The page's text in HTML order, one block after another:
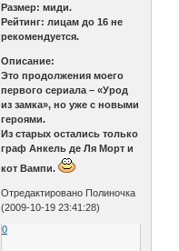
Размер: миди.
Рейтинг: лицам до 16 не
рекомендуется.
Описание:
Это продолжения моего
первого сериала – «Урод
из замка», но уже с новыми
героями.
Из старых остались только
граф Анкель де Ля Морт и
кот Вампи.
Отредактировано Полиночка
(2009-10-19 23:41:28)
0